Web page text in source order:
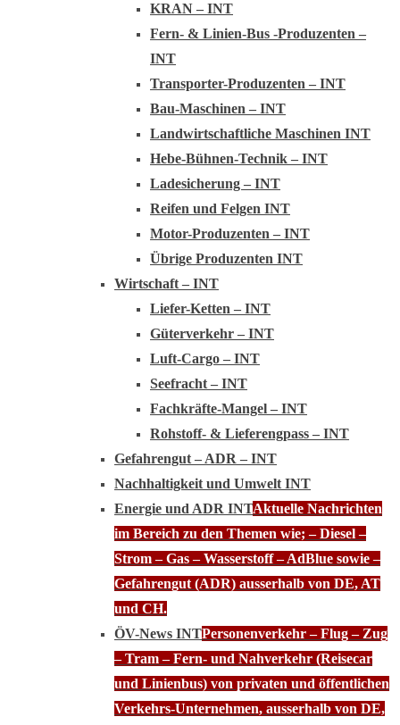
KRAN – INT
Fern- & Linien-Bus -Produzenten –
INT
Transporter-Produzenten – INT
Bau-Maschinen – INT
Landwirtschaftliche Maschinen INT
Hebe-Bühnen-Technik – INT
Ladesicherung – INT
Reifen und Felgen INT
Motor-Produzenten – INT
Übrige Produzenten INT
Wirtschaft – INT
Liefer-Ketten – INT
Güterverkehr – INT
Luft-Cargo – INT
Seefracht – INT
Fachkräfte-Mangel – INT
Rohstoff- & Lieferengpass – INT
Gefahrengut – ADR – INT
Nachhaltigkeit und Umwelt INT
Energie und ADR INTAktuelle Nachrichten
im Bereich zu den Themen wie; – Diesel –
Strom – Gas – Wasserstoff – AdBlue sowie –
Gefahrengut (ADR) ausserhalb von DE, AT
und CH.
ÖV-News INTPersonenverkehr – Flug – Zug
– Tram – Fern- und Nahverkehr (Reisecar
und Linienbus) von privaten und öffentlichen
Verkehrs-Unternehmen, ausserhalb von DE,